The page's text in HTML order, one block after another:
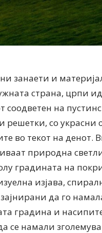
занаети и
страна, црпи
соодветен на
решетки, со украсни
во текот на
природна
градината на
изјава,
да го
градина и
се намали